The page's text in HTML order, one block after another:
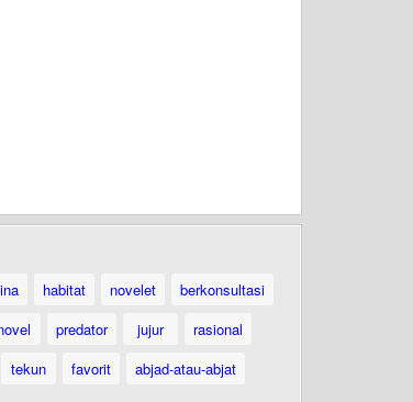
habitat novelet
berkonsultasi
predator jujur
rasional
tekun favorit
abjad-atau-abjat